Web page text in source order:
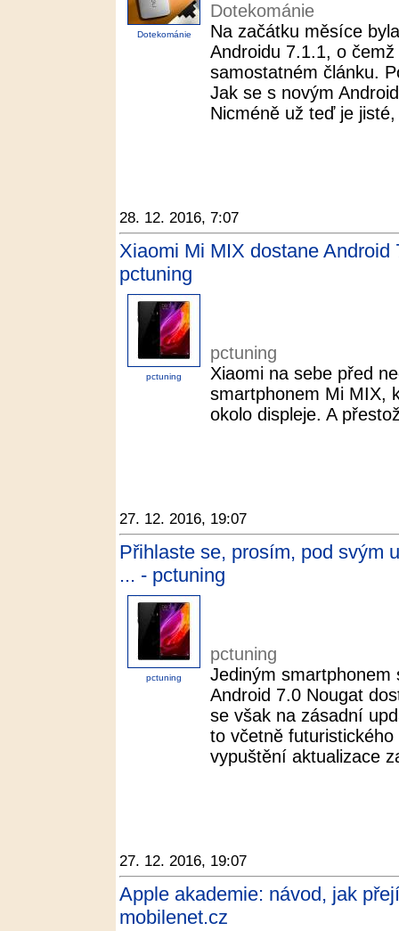
Dotekománie
Dotekománie
Na začátku měsíce
Androidu 7.1.1, o
samostatném článku.
Jak se s novým
Nicméně už teď je
28. 12. 2016, 7:07
Xiaomi Mi MIX dostane Android
pctuning
pctuning
pctuning
Xiaomi na sebe před
smartphonem Mi MIX,
okolo displeje. A
27. 12. 2016, 19:07
Přihlaste se, prosím, pod svým
... - pctuning
pctuning
pctuning
Jediným smartphonem
Android 7.0 Nougat
se však na zásadní
to včetně
vypuštění aktualizace
27. 12. 2016, 19:07
Apple akademie: návod, jak
mobilenet.cz